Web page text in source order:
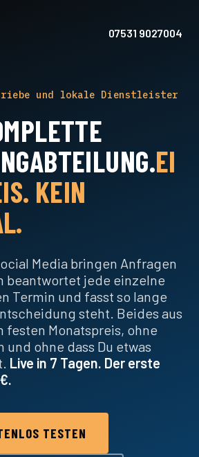
07531 9027004
und lokale Dienstleister
EI
KEIN
Media bringen Anfragen
beantwortet jede einzelne
Termin und fasst so lange
steht. Beides aus
festen Monatspreis, ohne
ohne dass Du etwas
Live in 7 Tagen. Der erste
TESTEN